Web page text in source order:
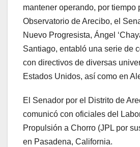
mantener operando, por tiempo
Observatorio de Arecibo, el
Nuevo Progresista, Ángel
Santiago, entabló una serie de
con directivos de diversas
Estados Unidos, así como en
El Senador por el Distrito de
comunicó con oficiales del
Propulsión a Chorro (JPL por
en Pasadena, California.